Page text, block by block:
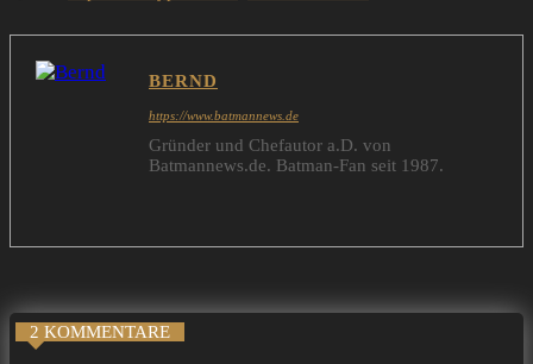
BERND
https://www.batmannews.de
Gründer und Chefautor a.D. von
Batmannews.de. Batman-Fan seit 1987.
2 KOMMENTARE